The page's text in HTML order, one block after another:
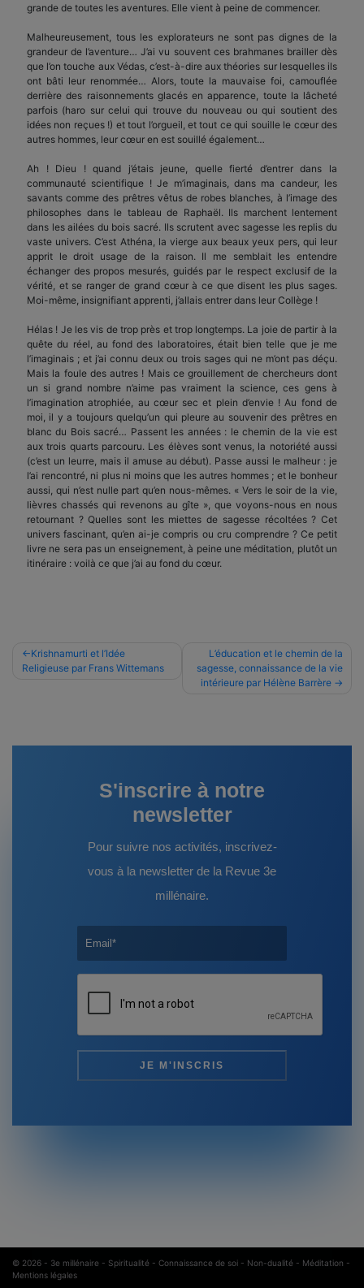
grande de toutes les aventures. Elle vient à peine de commencer.
Malheureusement, tous les explorateurs ne sont pas dignes de la
grandeur de l’aventure… J’ai vu souvent ces brahmanes brailler dès
que l’on touche aux Védas, c’est-à-dire aux théories sur lesquelles ils
ont bâti leur renommée… Alors, toute la mauvaise foi, camouflée
derrière des raisonnements glacés en apparence, toute la lâcheté
parfois (haro sur celui qui trouve du nouveau ou qui soutient des
idées non reçues !) et tout l’orgueil, et tout ce qui souille le cœur des
autres hommes, leur cœur en est souillé également…
Ah ! Dieu ! quand j’étais jeune, quelle fierté d’entrer dans la
communauté scientifique ! Je m’imaginais, dans ma candeur, les
savants comme des prêtres vêtus de robes blanches, à l’image des
philosophes dans le tableau de Raphaël. Ils marchent lentement
dans les ailées du bois sacré. Ils scrutent avec sagesse les replis du
vaste univers. C’est Athéna, la vierge aux beaux yeux pers, qui leur
apprit le droit usage de la raison. Il me semblait les entendre
échanger des propos mesurés, guidés par le respect exclusif de la
vérité, et se ranger de grand cœur à ce que disent les plus sages.
Moi-même, insignifiant apprenti, j’allais entrer dans leur Collège !
Hélas ! Je les vis de trop près et trop longtemps. La joie de partir à la
quête du réel, au fond des laboratoires, était bien telle que je me
l’imaginais ; et j’ai connu deux ou trois sages qui ne m’ont pas déçu.
Mais la foule des autres ! Mais ce grouillement de chercheurs dont
un si grand nombre n’aime pas vraiment la science, ces gens à
l’imagination atrophiée, au cœur sec et plein d’envie ! Au fond de
moi, il y a toujours quelqu’un qui pleure au souvenir des prêtres en
blanc du Bois sacré… Passent les années : le chemin de la vie est
aux trois quarts parcouru. Les élèves sont venus, la notoriété aussi
(c’est un leurre, mais il amuse au début). Passe aussi le malheur : je
l’ai rencontré, ni plus ni moins que les autres hommes ; et le bonheur
aussi, qui n’est nulle part qu’en nous-mêmes. « Vers le soir de la vie,
lièvres chassés qui revenons au gîte », que voyons-nous en nous
retournant ? Quelles sont les miettes de sagesse récoltées ? Cet
univers fascinant, qu’en ai-je compris ou cru comprendre ? Ce petit
livre ne sera pas un enseignement, à peine une méditation, plutôt un
itinéraire : voilà ce que j’ai au fond du cœur.
Navigation
de
Krishnamurti et l’Idée
Religieuse par Frans Wittemans
L’éducation et le chemin de la
sagesse, connaissance de la vie
intérieure par Hélène Barrère
S'inscrire à notre
newsletter
Pour suivre nos activités, inscrivez-
vous à la newsletter de la Revue 3e
millénaire.
© 2026 - 3e millénaire - Spiritualité - Connaissance de soi - Non-dualité - Méditation -
Mentions légales